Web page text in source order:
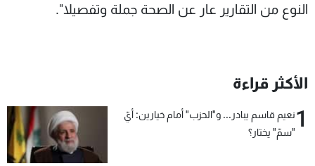
النوع من التقارير عار عن الصحة جملة وتفصيلا".
الأكثر قراءة
1نعيم قاسم يبادر... و"الحزب" أمام خيارين: أيّ
"سمّ" يختار؟